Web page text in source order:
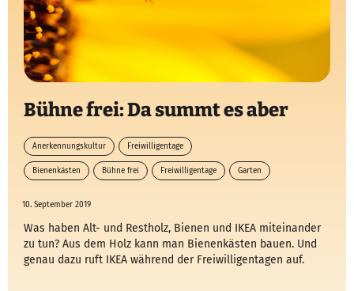
Bühne frei: Da summt es aber
Anerkennungskultur Freiwilligentage
Bienenkästen Bühne frei Freiwilligentage Garten
10. September 2019
Was haben Alt- und Restholz, Bienen und IKEA miteinander
zu tun? Aus dem Holz kann man Bienenkästen bauen. Und
genau dazu ruft IKEA während der Freiwilligentagen auf.